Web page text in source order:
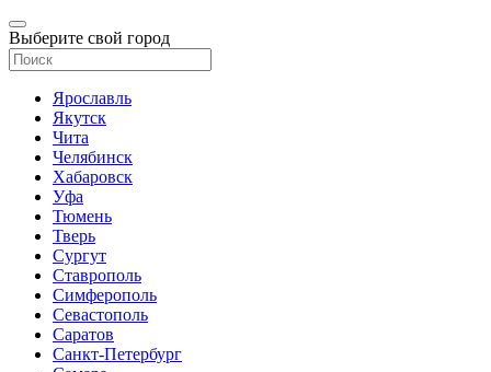
Выберите свой город
Ярославль
Якутск
Чита
Челябинск
Хабаровск
Уфа
Тюмень
Тверь
Сургут
Ставрополь
Симферополь
Севастополь
Саратов
Санкт-Петербург